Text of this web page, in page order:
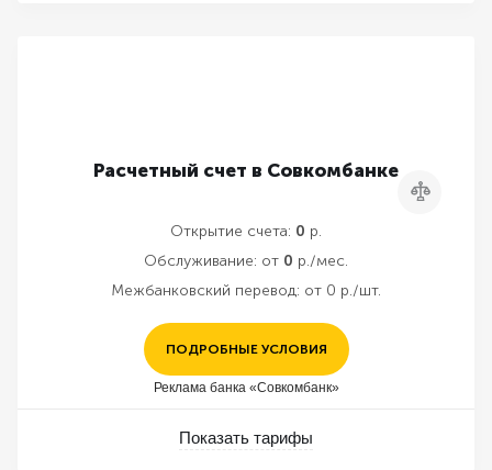
Расчетный счет в Совкомбанке
Сравнить
Открытие счета: 0 р.
Обслуживание: от 0 р./мес.
Межбанковский перевод: от 0 р./шт.
ПОДРОБНЫЕ УСЛОВИЯ
Реклама банка «Совкомбанк»
Показать тарифы